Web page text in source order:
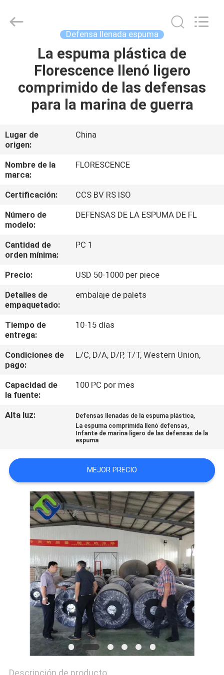
HOGAR
PRODUCTOS
VÍDEOS
SOBRE
NOSOTROS
TOUR
POR
LA
FÁBRICA
CONTROL
DE
CALIDAD
NOTICIAS
CASOS
DEL
SITIO
PRIVACY
POLICY
Marine
Supply
Defensa llenada espuma
La espuma plástica de
Florescence llenó ligero
comprimido de las defensas
para la marina de guerra
Lugar de
origen:
China
Nombre de la
marca:
FLORESCENCE
Certificación:
CCS BV RS ISO
Número de
modelo:
DEFENSAS DE LA ESPUMA DE FL
Cantidad de
orden mínima:
PC 1
Precio:
USD 50-1000 per piece
Detalles de
empaquetado:
embalaje de palets
Tiempo de
entrega:
10-15 días
Condiciones de
pago:
L/C, D/A, D/P, T/T, Western Union,
Capacidad de
la fuente:
100 PC por mes
Alta luz: Defensas llenadas de la espuma plástica,
La espuma comprimida llenó defensas,
Infante de marina ligero de las defensas de la
espuma
MEJOR PRECIO